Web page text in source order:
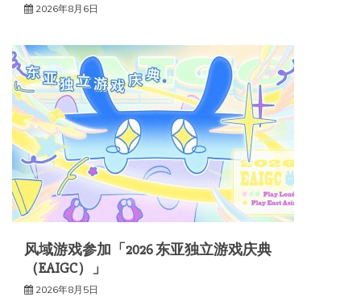
2026年8月6日
风域游戏参加「2026 东亚独立游戏庆典
（EAIGC）」
2026年8月5日